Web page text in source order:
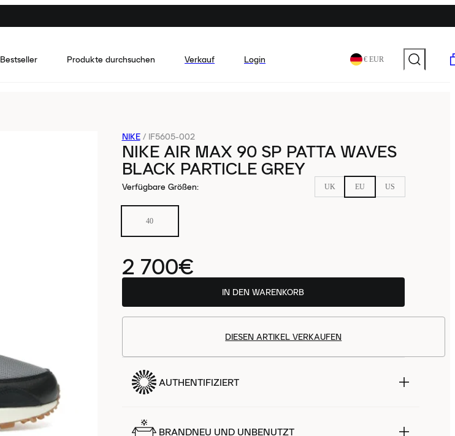
Bestseller Produkte durchsuchen Verkauf Login € EUR
NIKE / IF5605-002
NIKE AIR MAX 90 SP PATTA WAVES
BLACK PARTICLE GREY
Verfügbare Größen: UK EU US
40
2 700€
IN DEN WARENKORB
DIESEN ARTIKEL VERKAUFEN
AUTHENTIFIZIERT
BRANDNEU UND UNBENUTZT